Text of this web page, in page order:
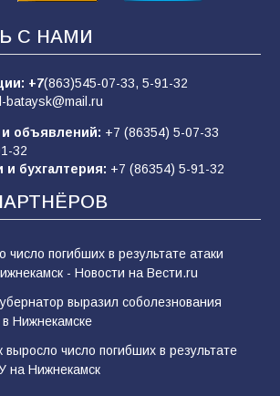
имени М.Ю. Лермонтова
творческое
в красках»
С НАМИ
+7(863)545-07-33, 5-91-32
bataysk@mail.ru
объявлений: +7 (86354) 5-07-33
32
бухгалтерия: +7 (86354) 5-91-32
число погибших в результате атаки
- Новости на Вести.ru
выразил соболезнования
Нижнекамске
выросло число погибших в результате
на Нижнекамск